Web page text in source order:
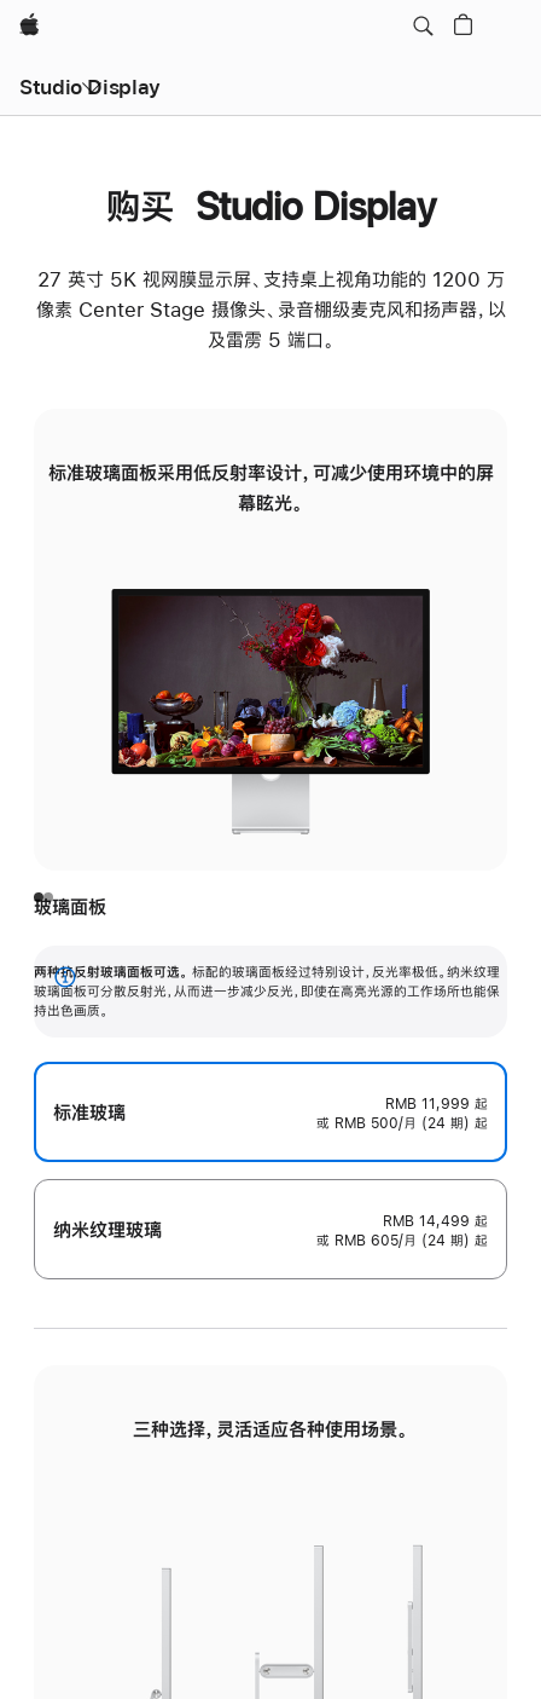
Apple
Studio Display
购买 Studio Display
27 英寸 5K 视网膜显示屏、支持桌上视角功能的 1200 万
像素 Center Stage 摄像头、录音棚级麦克风和扬声器，以
及雷雳 5 端口。
标准玻璃面板采用低反射率设计，可减少使用环境中的屏
幕眩光。
玻璃面板
两种抗反射玻璃面板可选。 标配的玻璃面板经过特别设计，反光率极低。纳米纹理
玻璃面板可分散反射光，从而进一步减少反光，即使在高亮光源的工作场所也能保
持出色画质。
展
开
标准玻璃 RMB 11,999 起
或 RMB 500/月 (24 期) 起
纳米纹理玻璃 RMB 14,499 起
或 RMB 605/月 (24 期) 起
三种选择，灵活适应各种使用场景。